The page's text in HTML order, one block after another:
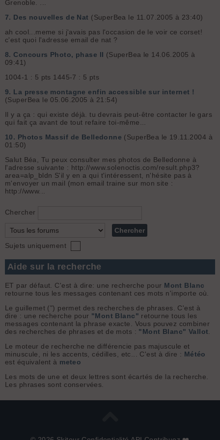
Grenoble. ...
7. Des nouvelles de Nat (SuperBea le 11.07.2005 à 23:40)
ah cool...meme si j'avais pas l'occasion de le voir ce corset!
c'est quoi l'adresse email de nat ?
8. Concours Photo, phase II (SuperBea le 14.06.2005 à
09:41)
1004-1 : 5 pts 1445-7 : 5 pts
9. La presse montagne enfin accessible sur internet !
(SuperBea le 05.06.2005 à 21:54)
Il y a ça : qui existe déjà. tu devrais peut-être contacter le gars
qui fait ça avant de tout refaire toi-même...
10. Photos Massif de Belledonne (SuperBea le 19.11.2004 à
01:50)
Salut Béa, Tu peux consulter mes photos de Belledonne à
l'adresse suivante : http://www.solenoctis.com/result.php3?
area=alp_bldn S'il y en a qui t'intéressent, n'hésite pas à
m'envoyer un mail (mon email traine sur mon site :
http://www...
Chercher
Sujets uniquement
Aide sur la recherche
ET par défaut. C'est à dire: une recherche pour Mont Blanc
retourne tous les messages contenant ces mots n'importe où.
Le guillemet (") permet des recherches de phrases. C'est à
dire : une recherche pour "Mont Blanc" retourne tous les
messages contenant la phrase exacte. Vous pouvez combiner
des recherches de phrases et de mots : "Mont Blanc" Vallot
Le moteur de recherche ne différencie pas majuscule et
minuscule, ni les accents, cédilles, etc... C'est à dire : Météo
est équivalent à meteo
Les mots de une et deux lettres sont écartés de la recherche.
Les phrases sont conservées.